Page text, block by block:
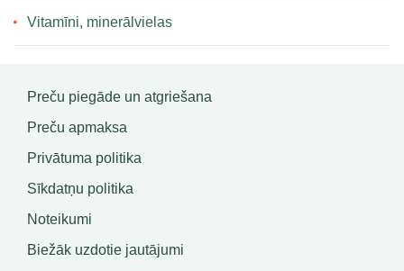
Vitamīni, minerālvielas
Preču piegāde un atgriešana
Preču apmaksa
Privātuma politika
Sīkdatņu politika
Noteikumi
Biežāk uzdotie jautājumi